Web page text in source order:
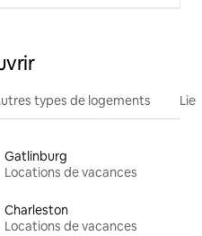
types de logements
Gatlinburg
Locations de vacances
Charleston
Locations de vacances